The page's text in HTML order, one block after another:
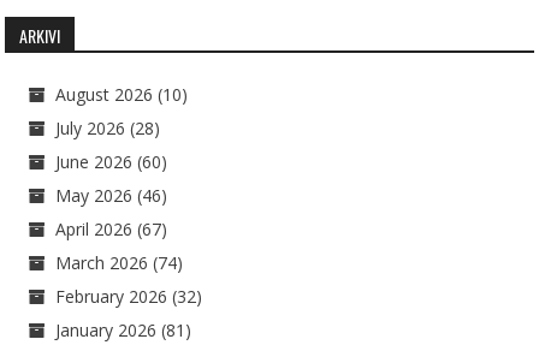
ARKIVI
August 2026 (10)
July 2026 (28)
June 2026 (60)
May 2026 (46)
April 2026 (67)
March 2026 (74)
February 2026 (32)
January 2026 (81)